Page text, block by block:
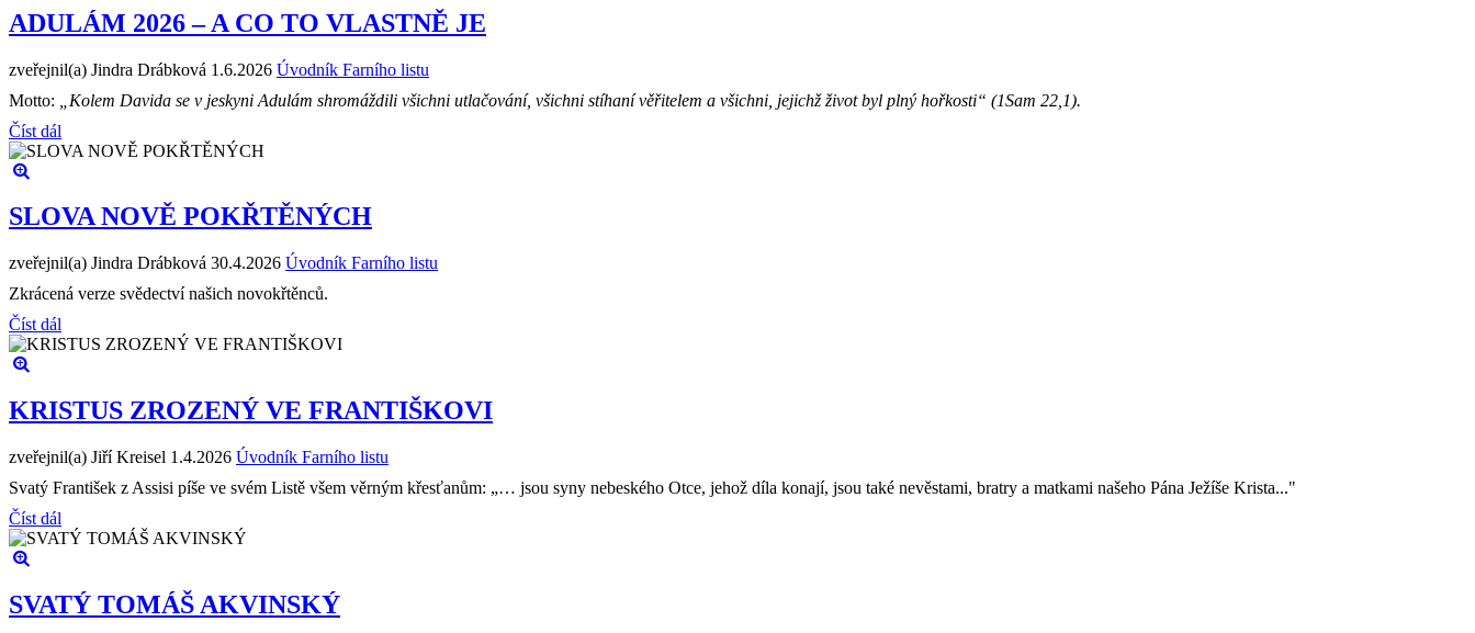
ADULÁM 2026 – A CO TO VLASTNĚ JE
zveřejnil(a) Jindra Drábková 1.6.2026 Úvodník Farního listu
Motto:
„Kolem Davida se v jeskyni Adulám shromáždili všichni utlačování, všichni stíhaní věřitelem a všichni, jejichž život byl plný hořkosti“ (1Sam 22,1).
Číst dál
SLOVA NOVĚ POKŘTĚNÝCH
zveřejnil(a) Jindra Drábková 30.4.2026 Úvodník Farního listu
Zkrácená verze svědectví našich novokřtěnců.
Číst dál
KRISTUS ZROZENÝ VE FRANTIŠKOVI
zveřejnil(a) Jiří Kreisel 1.4.2026 Úvodník Farního listu
Svatý František z Assisi píše ve svém Listě všem věrným křesťanům: „… jsou syny nebeského Otce, jehož díla konají, jsou také nevěstami, bratry a matkami našeho Pána Ježíše Krista..."
Číst dál
SVATÝ TOMÁŠ AKVINSKÝ